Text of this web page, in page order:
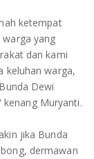
ketempat
yang
dan kami
keluhan warga,
Dewi
Muryanti.
jika Bunda
dermawan